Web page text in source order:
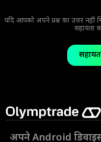
यदि आपको अपने प्रश्न का उत्तर नहीं
सहायता
अपने Android